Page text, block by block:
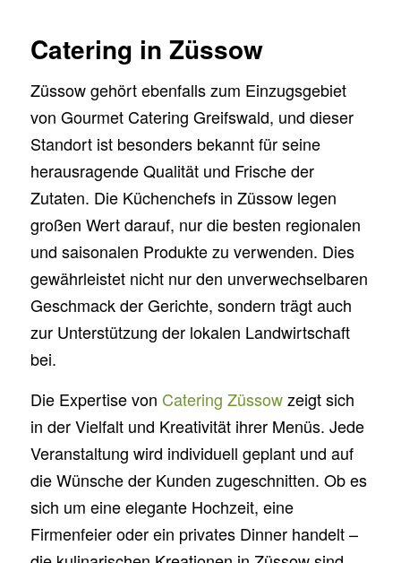
Catering in Züssow
Züssow gehört ebenfalls zum Einzugsgebiet
von Gourmet Catering Greifswald, und dieser
Standort ist besonders bekannt für seine
herausragende Qualität und Frische der
Zutaten. Die Küchenchefs in Züssow legen
großen Wert darauf, nur die besten regionalen
und saisonalen Produkte zu verwenden. Dies
gewährleistet nicht nur den unverwechselbaren
Geschmack der Gerichte, sondern trägt auch
zur Unterstützung der lokalen Landwirtschaft
bei.
Die Expertise von Catering Züssowzeigt sich
in der Vielfalt und Kreativität ihrer Menüs. Jede
Veranstaltung wird individuell geplant und auf
die Wünsche der Kunden zugeschnitten. Ob es
sich um eine elegante Hochzeit, eine
Firmenfeier oder ein privates Dinner handelt –